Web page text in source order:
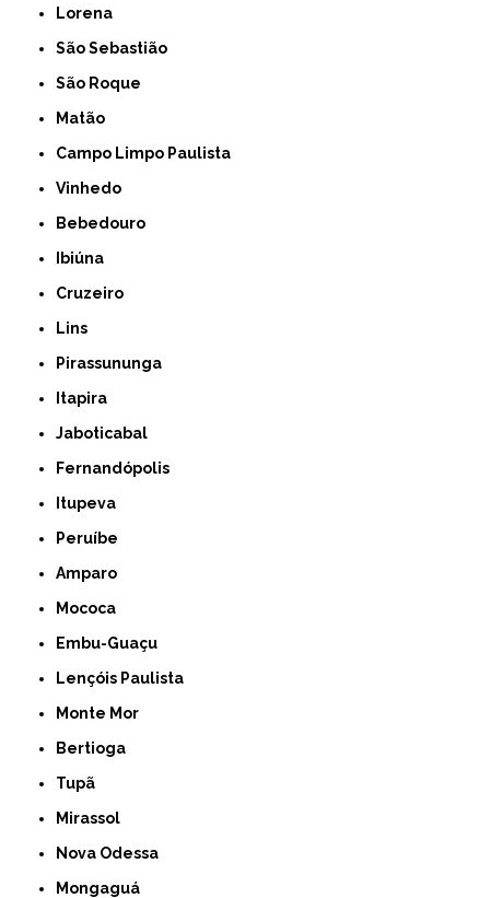
Lorena
São Sebastião
São Roque
Matão
Campo Limpo Paulista
Vinhedo
Bebedouro
Ibiúna
Cruzeiro
Lins
Pirassununga
Itapira
Jaboticabal
Fernandópolis
Itupeva
Peruíbe
Amparo
Mococa
Embu-Guaçu
Lençóis Paulista
Monte Mor
Bertioga
Tupã
Mirassol
Nova Odessa
Mongaguá